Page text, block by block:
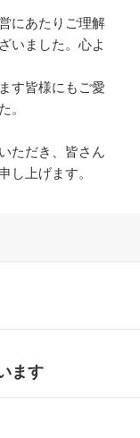
にあたりご理解
いました。心よ
す皆様にもご愛
。
ただき、皆さん
し上げます。
ます